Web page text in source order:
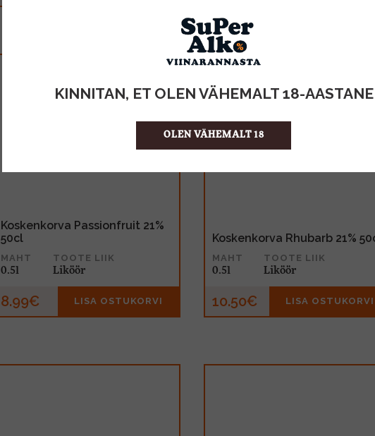
KINNITAN, ET OLEN VÄHEMALT 18-AASTANE
OLEN VÄHEMALT 18
Koskenkorva Passionfruit 21%
50cl
MAHT
0.5l
TOOTE LIIK
Liköör
8.99€ LISA OSTUKORVI
Koskenkorva Rhubarb 21%
MAHT
0.5l
TOOTE LIIK
Liköör
10.50€ LISA OSTUKORVI